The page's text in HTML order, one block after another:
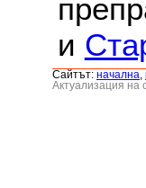
и
Сайтът: началнa
Актуализация на